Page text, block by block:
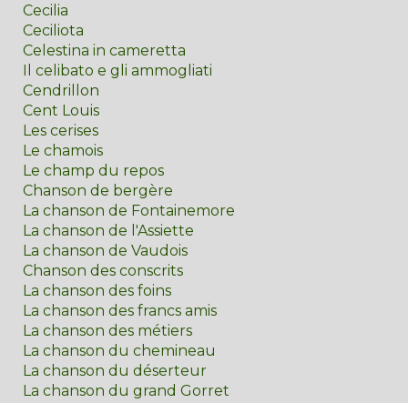
Cecilia
Ceciliota
Celestina in cameretta
Il celibato e gli ammogliati
Cendrillon
Cent Louis
Les cerises
Le chamois
Le champ du repos
Chanson de bergère
La chanson de Fontainemore
La chanson de l'Assiette
La chanson de Vaudois
Chanson des conscrits
La chanson des foins
La chanson des francs amis
La chanson des métiers
La chanson du chemineau
La chanson du déserteur
La chanson du grand Gorret